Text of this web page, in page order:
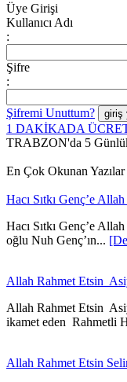
Üye Girişi
Kullanıcı Adı
:
Şifre
:
Şifremi Unuttum?
1 DAKİKADA
TRABZON'da 5
En Çok Okunan Yazılar
Hacı Sıtkı Genç’e
Hacı Sıtkı Genç’e
oğlu Nuh Genç’ın...
Allah Rahmet Etsin
Allah Rahmet Etsin
ikamet eden Rahmetli
Allah Rahmet Etsin